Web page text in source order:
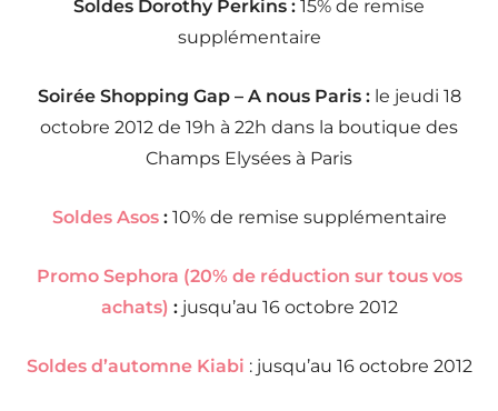
Soldes Dorothy Perkins : 15% de remise
supplémentaire
Soirée Shopping Gap – A nous Paris :le jeudi 18
octobre 2012 de 19h à 22h dans la boutique des
Champs Elysées à Paris
Soldes Asos:10% de remise supplémentaire
Promo Sephora (20% de réduction sur tous vos
achats) :jusqu’au 16 octobre 2012
Soldes d’automne Kiabi : jusqu’au 16 octobre 2012